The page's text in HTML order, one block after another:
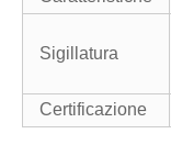
Sigillatura
Certificazione